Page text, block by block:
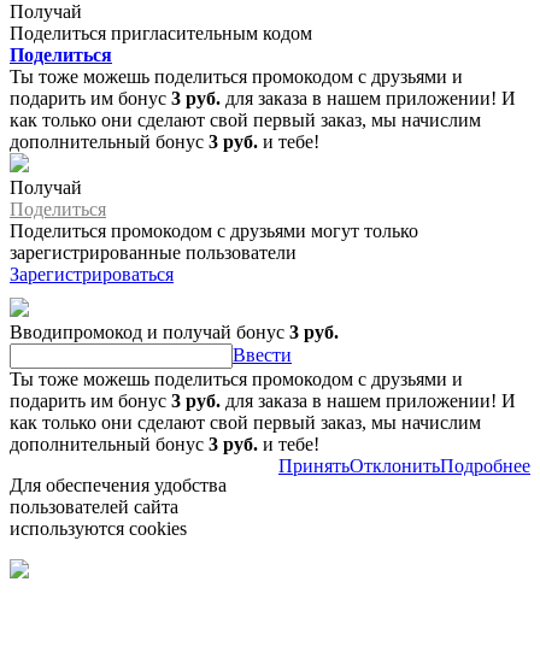
Получай
Поделиться пригласительным кодом
Поделиться
Ты тоже можешь поделиться промокодом с друзьями и
подарить им бонус 3 руб. для заказа в нашем приложении! И
как только они сделают свой первый заказ, мы начислим
дополнительный бонус 3 руб. и тебе!
Получай
Поделиться
Поделиться промокодом с друзьями могут только
зарегистрированные пользователи
Зарегистрироваться
Вводипромокод и получай бонус 3 руб.
Ввести
Ты тоже можешь поделиться промокодом с друзьями и
подарить им бонус 3 руб. для заказа в нашем приложении! И
как только они сделают свой первый заказ, мы начислим
дополнительный бонус 3 руб. и тебе!
Для обеспечения удобства
пользователей сайта
используются cookies
ПринятьОтклонитьПодробнее